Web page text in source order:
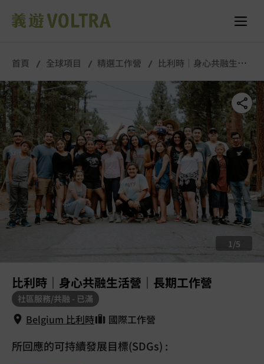
首頁 全球項目 精選工作營
比利時｜身心共融生活
比利時｜身心共融生活營｜長期工作營
社區服務/共融 - 已滿
Belgium 比利時 國際工作營
1 /5
所回應的可持續發展目標(SDGs) :
舉行城市/地點 (只供參考)
Belgium 比利時